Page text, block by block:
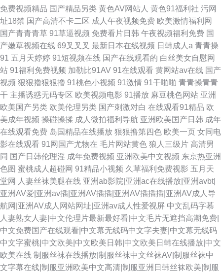
免费视频精品 国产精品另类 黄色AV网站人 黄色91福利社 污网
址18禁 国产高清不卡二区 成人午夜视频免费 欧美激情福利网
国产青青青草 91草逼视频 免费看片日韩 午夜视频福利免费 国
产嫩草视频在线 69叉叉叉 最新日本在线视频 日韩成人a 青青操
91 五月天婷婷 91短视频在线 国产在线观看的 白丝美女自慰网
站 91福利免费视频 加勒比91AV 91在线观看 黄网站av在线 国产
视频 狠狠擼狠狠擼 91桃色小视频 91激情 91干啪啪 青青操青青
干 主播诱惑无码专区 欧美视频电影 91播放 麻豆桃色网站 亚洲
欧美国产另类 欧美伦理另类 国产刺激对白 在线观看91精品 欧
美成年视频 操碰操揉 成人微拍福利导航 亚洲欧美国产日韩 成年
在线观看免费 岛国精品在线播放 狠狠撸第四色 欧美一页 女同电
影在线观看 91网国产尤物在 毛片网站黄色 狼人三级片 高清男
同 国产日韩伦理淫 成年免费视频 亚洲欧美中文视频 东京热亚洲
色图 蜜桃成人超碰网 91精品小视频 久草福利免费视影 五月天
堂网
人妻丝袜美腿在线 亚洲ab影院|亚洲ac在线播放|亚洲avbt|
亚洲AV爱|亚洲av插|亚洲AV插插|亚洲AV插插插|亚洲AV成人导
航网|亚洲AV成人网站网址|亚洲av成人性爱视屏 中文乱码字慕
人妻熟女人妻|中文伦理片最新最好看|中文毛片无遮挡高潮免费|
中文免费国产在线观看|中文幕无线码中文字夫妻|中文幕无线码
中文字蜜桃|中文欧美|中文欧美日韩|中文欧美日韩在线播放|中文
欧美在线 制服丝袜在线播放|制服丝袜中文丝袜AV|制服丝袜中
文字幕在线|制服亚洲欧美中文高清|制服亚洲日韩丝袜欧美|制服